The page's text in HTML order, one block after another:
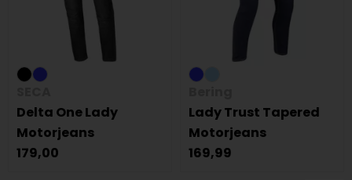
Delta One Lady
Motorjeans
179,00
Lady Trust Tapered
Motorjeans
169,99